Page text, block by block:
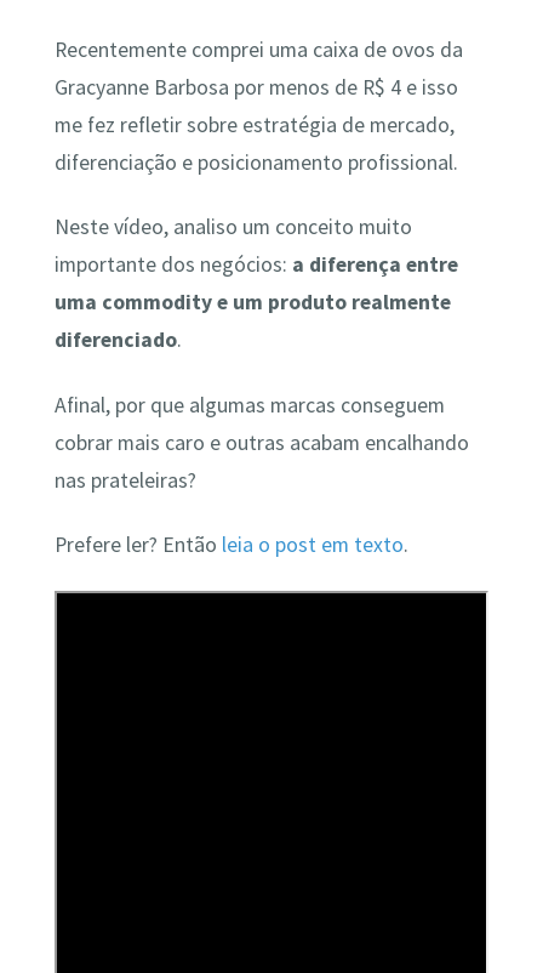
Recentemente comprei uma caixa de ovos da
Gracyanne Barbosa por menos de R$ 4 e isso
me fez refletir sobre estratégia de mercado,
diferenciação e posicionamento profissional.
Neste vídeo, analiso um conceito muito
importante dos negócios: a diferença entre
uma commodity e um produto realmente
diferenciado.
Afinal, por que algumas marcas conseguem
cobrar mais caro e outras acabam encalhando
nas prateleiras?
Prefere ler? Então leia o post em texto.